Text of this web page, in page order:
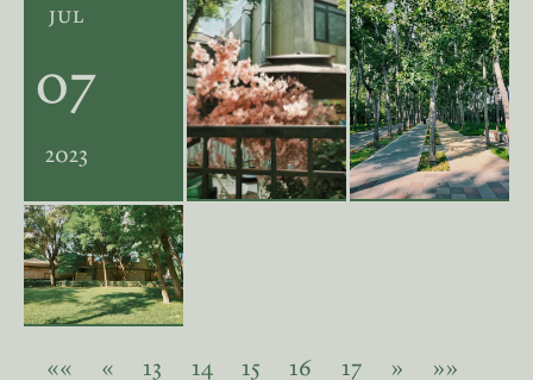
jul
07
2023
«« « 13 14 15 16 17 » »»